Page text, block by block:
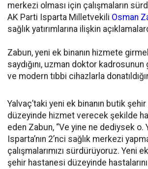
merkezi olması için çalışmaların
AK Parti Isparta Milletvekili Osman
sağlık yatırımlarına ilişkin
Zabun, yeni ek binanın hizmete
saydığını, uzman doktor
ve modern tıbbi cihazlarla
Yalvaç’taki yeni ek binanın butik
düzeyinde hizmet verecek şekilde
eden Zabun, “Ve yine ne dediysek o.
Isparta’nın 2’nci sağlık merkezi
çalışmalarımızı sürdürüyoruz. Yeni
şehir hastanesi düzeyinde